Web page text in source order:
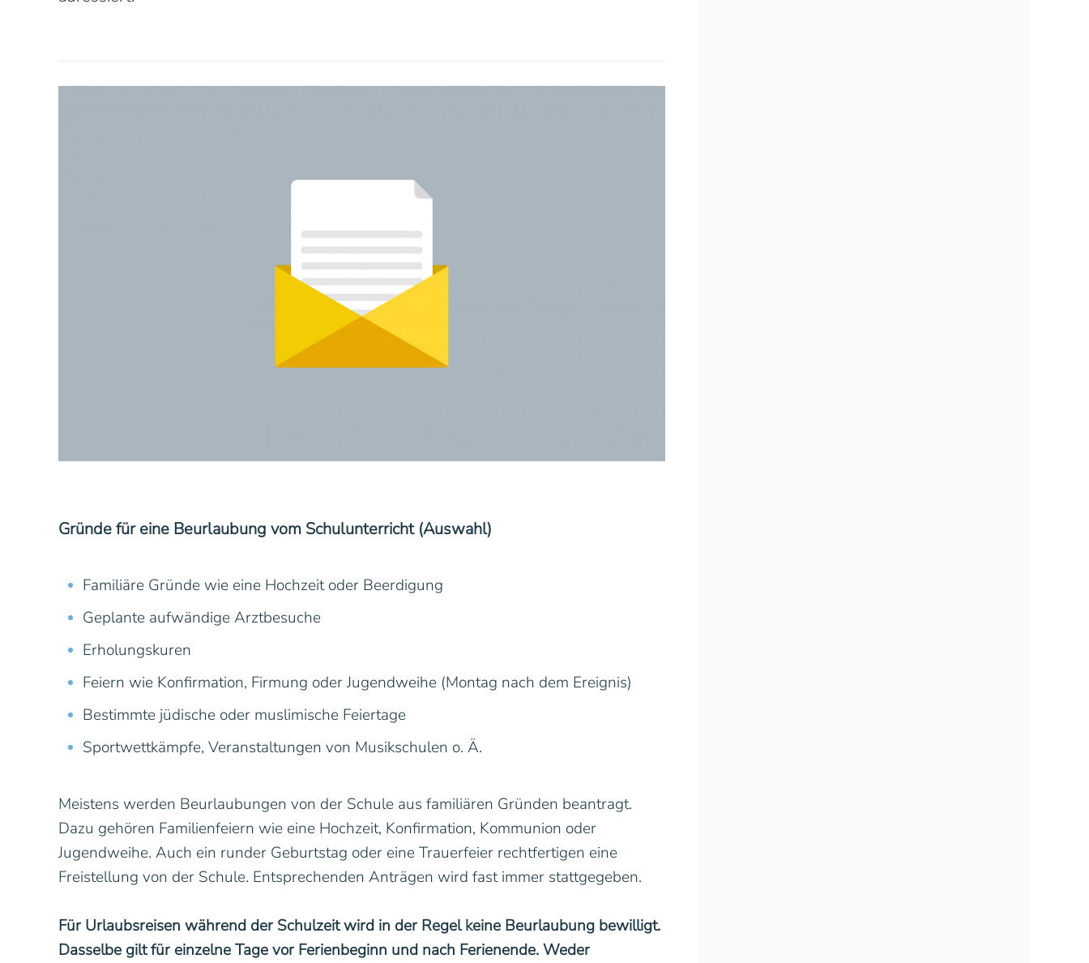
Gründe für eine Beurlaubung vom Schulunterricht (Auswahl)
Familiäre Gründe wie eine Hochzeit oder Beerdigung
Geplante aufwändige Arztbesuche
Erholungskuren
Feiern wie Konfirmation, Firmung oder Jugendweihe (Montag nach dem Ereignis)
Bestimmte jüdische oder muslimische Feiertage
Sportwettkämpfe, Veranstaltungen von Musikschulen o. Ä.
Meistens werden Beurlaubungen von der Schule aus familiären Gründen beantragt.
Dazu gehören Familienfeiern wie eine Hochzeit, Konfirmation, Kommunion oder
Jugendweihe. Auch ein runder Geburtstag oder eine Trauerfeier rechtfertigen eine
Freistellung von der Schule. Entsprechenden Anträgen wird fast immer stattgegeben.
Für Urlaubsreisen während der Schulzeit wird in der Regel keine Beurlaubung bewilligt.
Dasselbe gilt für einzelne Tage vor Ferienbeginn und nach Ferienende. Weder